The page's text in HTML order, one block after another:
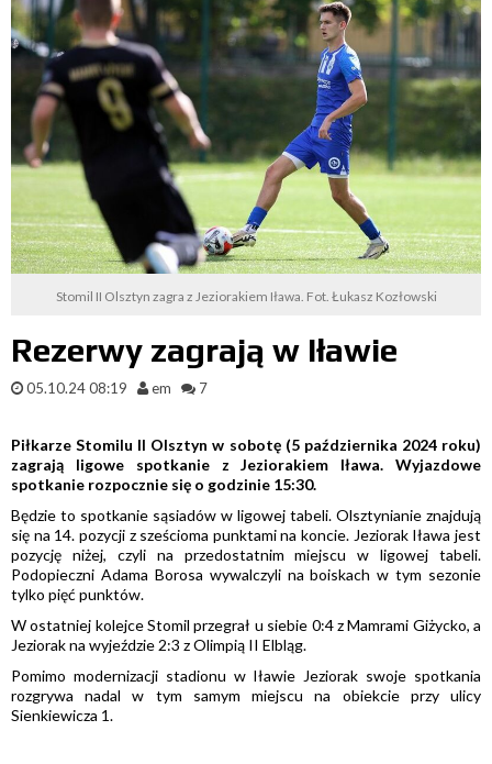
Stomil II Olsztyn zagra z Jeziorakiem Iława. Fot. Łukasz Kozłowski
Rezerwy zagrają w Iławie
05.10.24 08:19 em 7
Piłkarze Stomilu II Olsztyn w sobotę (5 października 2024 roku)
zagrają ligowe spotkanie z Jeziorakiem Iława. Wyjazdowe
spotkanie rozpocznie się o godzinie 15:30.
Będzie to spotkanie sąsiadów w ligowej tabeli. Olsztynianie znajdują
się na 14. pozycji z sześcioma punktami na koncie. Jeziorak Iława jest
pozycję niżej, czyli na przedostatnim miejscu w ligowej tabeli.
Podopieczni Adama Borosa wywalczyli na boiskach w tym sezonie
tylko pięć punktów.
W ostatniej kolejce Stomil przegrał u siebie 0:4 z Mamrami Giżycko, a
Jeziorak na wyjeździe 2:3 z Olimpią II Elbląg.
Pomimo modernizacji stadionu w Iławie Jeziorak swoje spotkania
rozgrywa nadal w tym samym miejscu na obiekcie przy ulicy
Sienkiewicza 1.